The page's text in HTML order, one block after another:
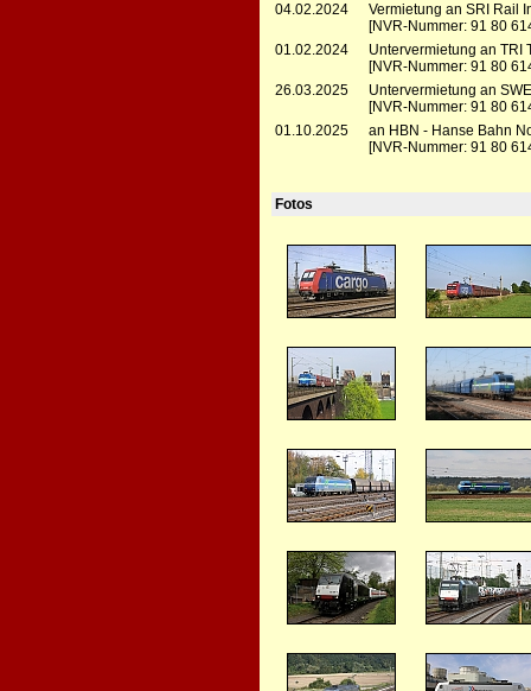
04.02.2024
Vermietung an SRI Rail
[NVR-Nummer: 91 80
01.02.2024
Untervermietung an TRI
[NVR-Nummer: 91 80
26.03.2025
Untervermietung an
[NVR-Nummer: 91 80
01.10.2025
an HBN - Hanse Bahn
[NVR-Nummer: 91 80
Fotos